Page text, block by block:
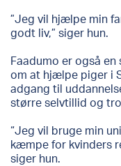
”Jeg vil hjælpe min
godt liv,” siger hun.
Faadumo erogså en
om at hjælpe piger i
adgang til
større selvtillid og
“Jeg vil bruge min
kæmpe for kvinders
siger hun.